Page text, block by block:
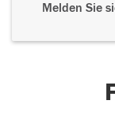
Melden Sie